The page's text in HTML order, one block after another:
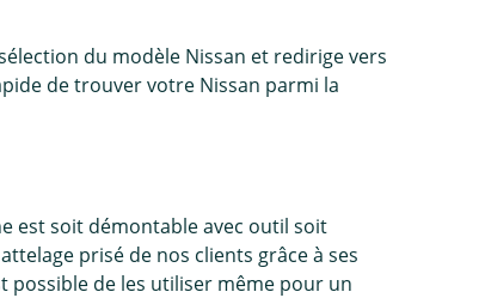
du modèle Nissan et redirige vers
de trouver votre Nissan parmi la
est soit démontable avec outil soit
prisé de nos clients grâce à ses
possible de les utiliser même pour un